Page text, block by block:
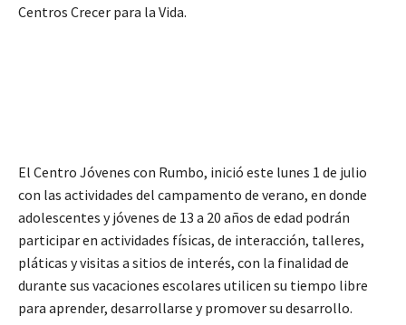
Centros Crecer para la Vida.
El Centro Jóvenes con Rumbo, inició este lunes 1 de julio
con las actividades del campamento de verano, en donde
adolescentes y jóvenes de 13 a 20 años de edad podrán
participar en actividades físicas, de interacción, talleres,
pláticas y visitas a sitios de interés, con la finalidad de
durante sus vacaciones escolares utilicen su tiempo libre
para aprender, desarrollarse y promover su desarrollo.